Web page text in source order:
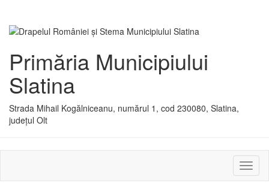
Primăria Municipiului
Slatina
Strada Mihail Kogălniceanu, numărul 1, cod 230080, Slatina,
județul Olt
sau